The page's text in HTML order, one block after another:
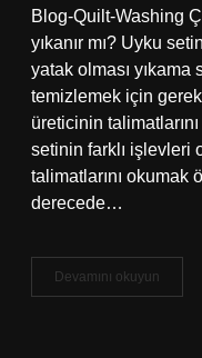
Blog-Quilt-Washing
yıkanır mı? Uyku
yatak olması
temizlemek için
üreticinin
setinin farklı işlevleri
talimatlarını okumak
derecede…
Devamını okuyun
Seti